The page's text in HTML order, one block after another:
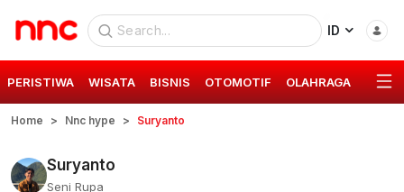
ID
PERISTIWA WISATA BISNIS OTOMOTIF OLAHRAGA GAYA
Home Nnc hype Suryanto
Suryanto
Seni Rupa